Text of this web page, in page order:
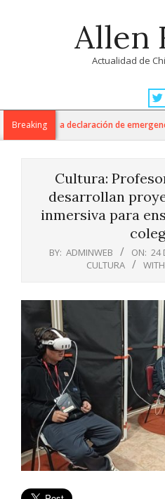
Allen
Actualidad de
Navigation
MenuBreaking
anuncia declaración de emergencia
Cultura:
desarrollan
inmersiva para
BY: ADMINWEB ON: 24
CULTURA